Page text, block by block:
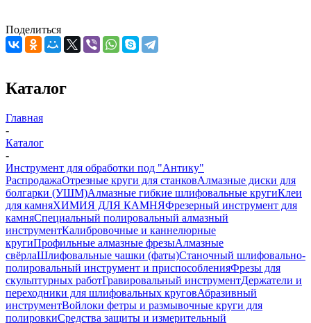
Поделиться
Каталог
Главная
-
Каталог
-
Инструмент для обработки под "Антику"
РаспродажаОтрезные круги для станковАлмазные диски для
болгарки (УШМ)Алмазные гибкие шлифовальные кругиКлеи
для камняХИМИЯ ДЛЯ КАМНЯФрезерный инструмент для
камняСпециальный полировальный алмазный
инструментКалибровочные и каннелюрные
кругиПрофильные алмазные фрезыАлмазные
свёрлаШлифовальные чашки (фаты)Станочный шлифовально-
полировальный инструмент и приспособленияФрезы для
скульптурных работГравировальный инструментДержатели и
переходники для шлифовальных круговАбразивный
инструментВойлоки фетры и размывочные круги для
полировкиСредства защиты и измерительный